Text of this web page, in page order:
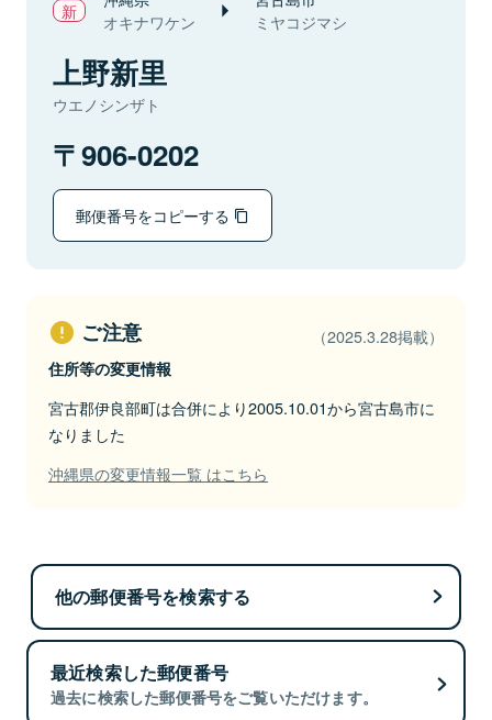
オキナワケン ミヤコジマシ
上野新里
ウエノシンザト
906-0202
郵便番号をコピーする
ご注意 （2025.3.28掲載）
住所等の変更情報
宮古郡伊良部町は合併により2005.10.01から宮古島市に
なりました
沖縄県の変更情報一覧 はこちら
他の郵便番号を検索する
最近検索した郵便番号
過去に検索した郵便番号をご覧いただけます。